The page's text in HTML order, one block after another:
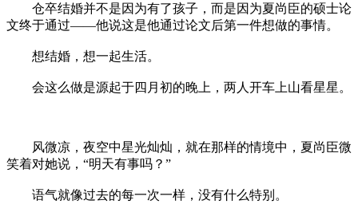
仓卒结婚并不是因为有了孩子，而是因为夏尚臣的硕士论
文终于通过——他说这是他通过论文后第一件想做的事情。
想结婚，想一起生活。
会这么做是源起于四月初的晚上，两人开车上山看星星。
风微凉，夜空中星光灿灿，就在那样的情境中，夏尚臣微
笑着对她说，“明天有事吗？”
语气就像过去的每一次一样，没有什么特别。